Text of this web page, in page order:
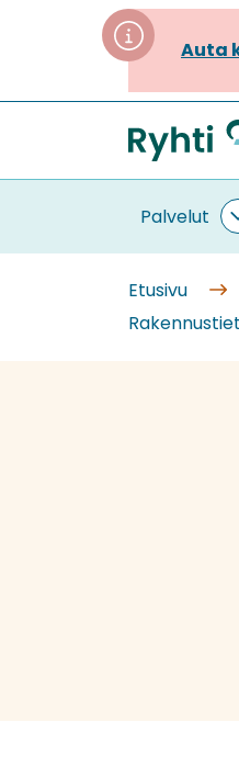
Siirry
sisältöönAuta
Etusivu
Palvelut
Etusivu